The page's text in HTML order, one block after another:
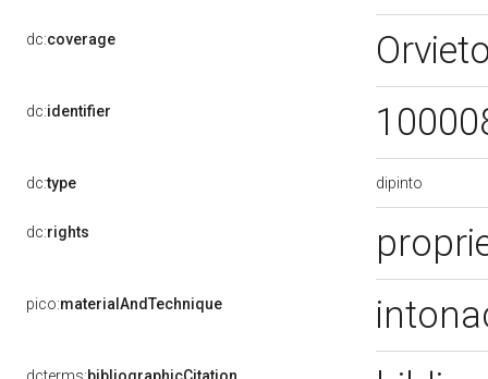
dc:coverage
dc:identifier
dc:type dipinto
dc:rights
pico:materialAndTechnique